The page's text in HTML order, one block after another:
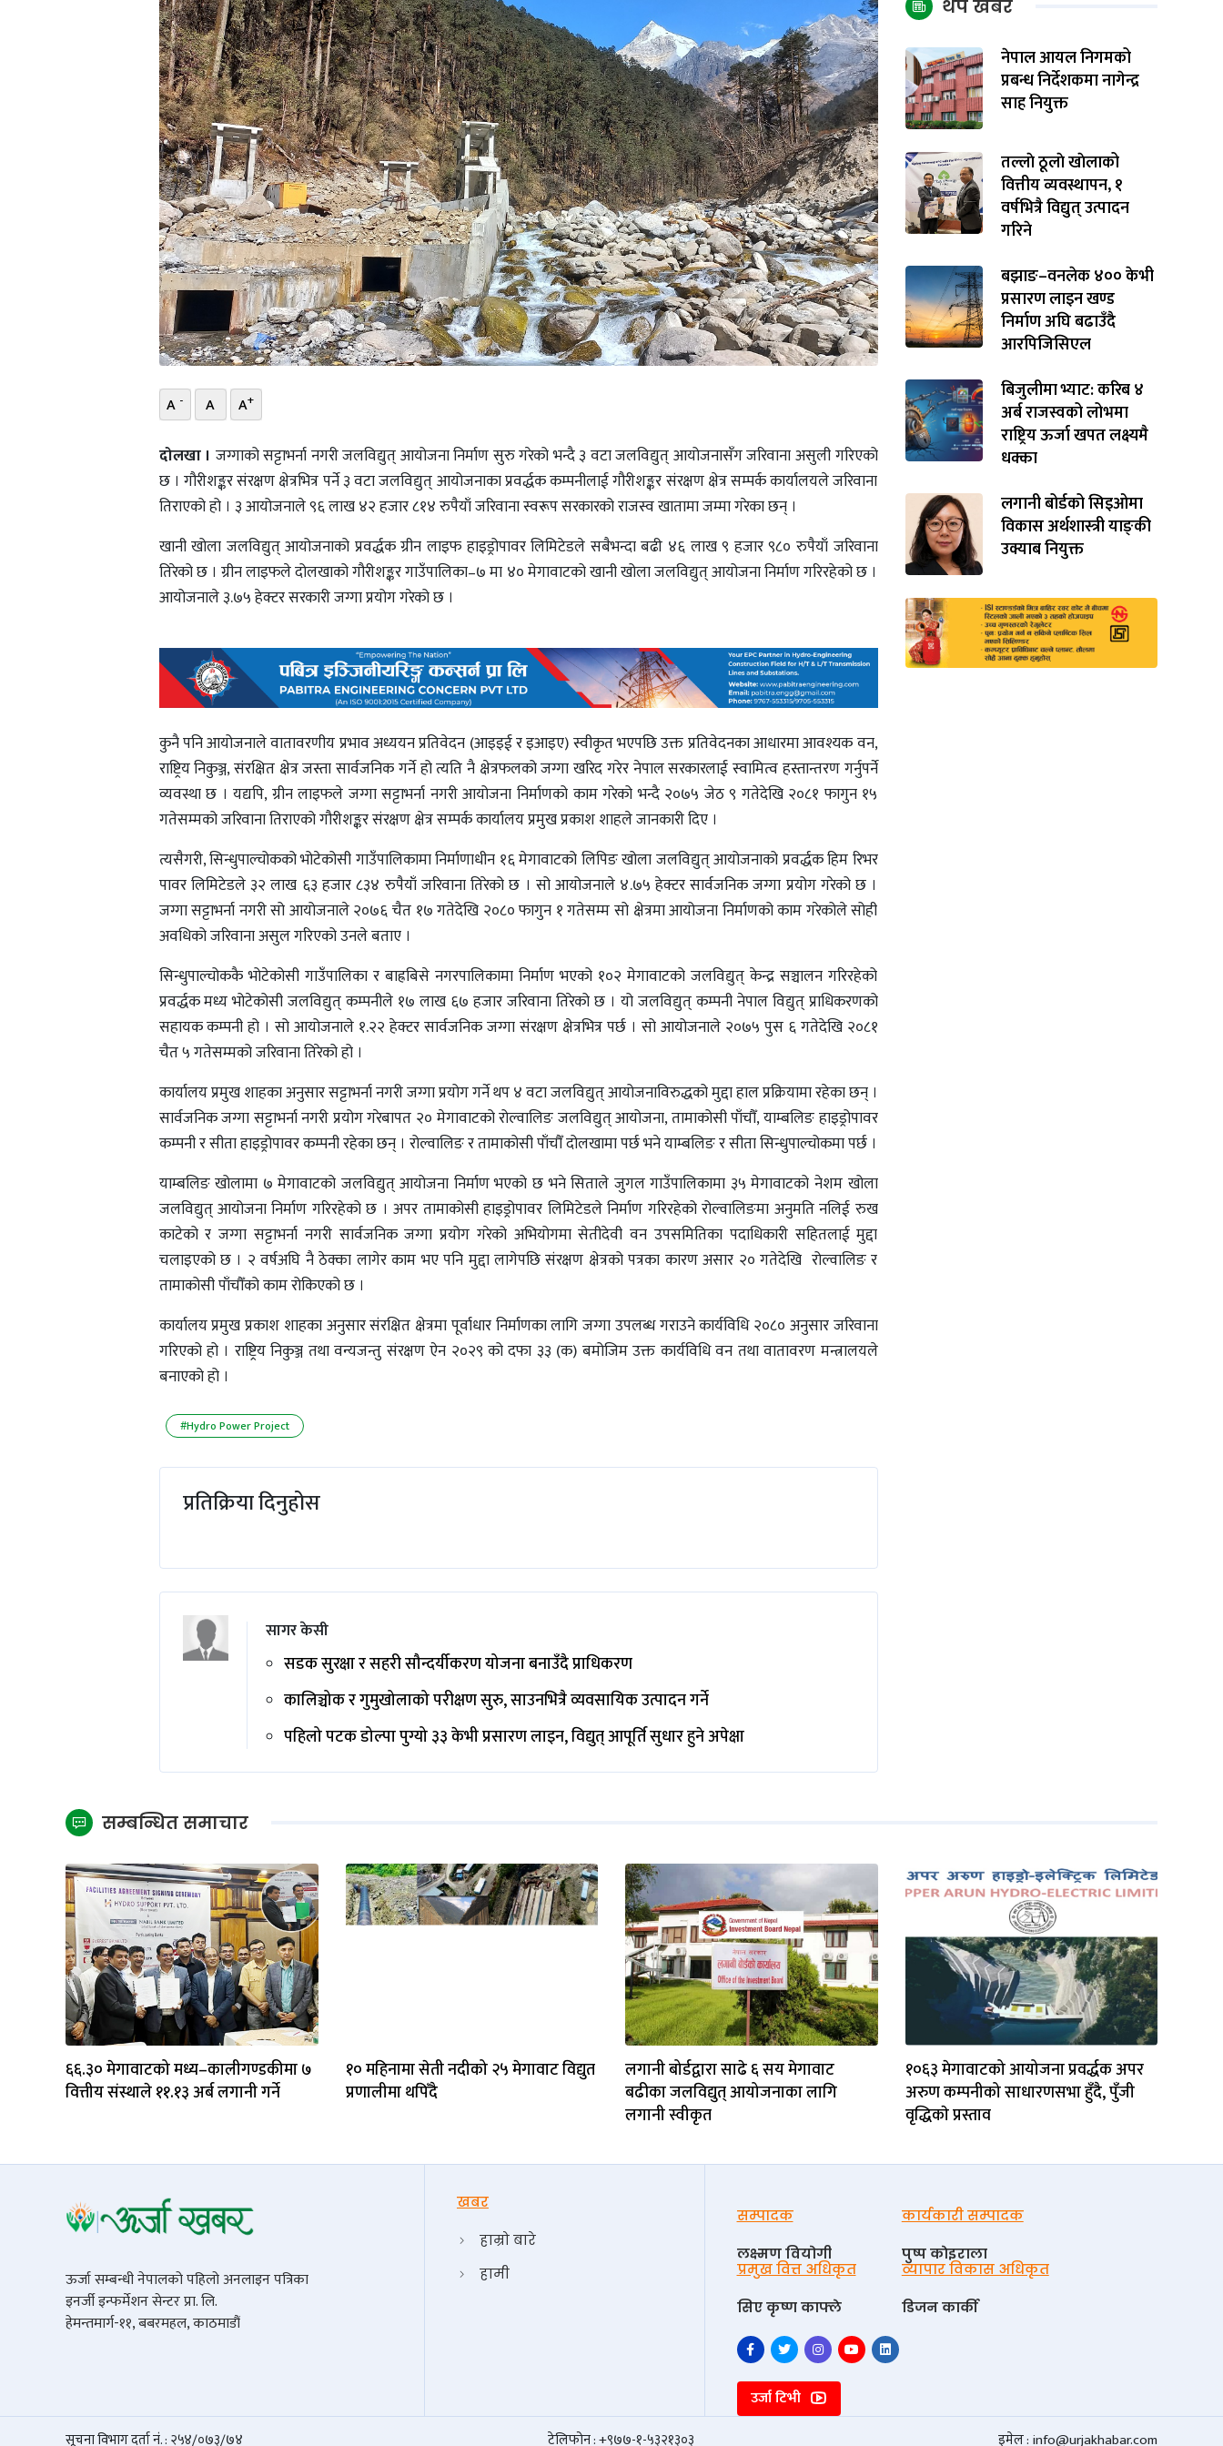
A - A A+
दोलखा । जग्गाको सट्टाभर्ना नगरी जलविद्युत् आयोजना निर्माण सुरु गरेको भन्दै ३ वटा जलविद्युत् आयोजनासँग जरिवाना असुली गरिएको
छ । गौरीशङ्कर संरक्षण क्षेत्रभित्र पर्ने ३ वटा जलविद्युत् आयोजनाका प्रवर्द्धक कम्पनीलाई गौरीशङ्कर संरक्षण क्षेत्र सम्पर्क कार्यालयले जरिवाना
तिराएको हो । ३ आयोजनाले ९६ लाख ४२ हजार ८१४ रुपैयाँ जरिवाना स्वरूप सरकारको राजस्व खातामा जम्मा गरेका छन् ।
खानी खोला जलविद्युत् आयोजनाको प्रवर्द्धक ग्रीन लाइफ हाइड्रोपावर लिमिटेडले सबैभन्दा बढी ४६ लाख ९ हजार ९८० रुपैयाँ जरिवाना
तिरेको छ । ग्रीन लाइफले दोलखाको गौरीशङ्कर गाउँपालिका–७ मा ४० मेगावाटको खानी खोला जलविद्युत् आयोजना निर्माण गरिरहेको छ ।
आयोजनाले ३.७५ हेक्टर सरकारी जग्गा प्रयोग गरेको छ ।
कुनै पनि आयोजनाले वातावरणीय प्रभाव अध्ययन प्रतिवेदन (आइइई र इआइए) स्वीकृत भएपछि उक्त प्रतिवेदनका आधारमा आवश्यक वन,
राष्ट्रिय निकुञ्ज, संरक्षित क्षेत्र जस्ता सार्वजनिक गर्ने हो त्यति नै क्षेत्रफलको जग्गा खरिद गरेर नेपाल सरकारलाई स्वामित्व हस्तान्तरण गर्नुपर्ने
व्यवस्था छ । यद्यपि, ग्रीन लाइफले जग्गा सट्टाभर्ना नगरी आयोजना निर्माणको काम गरेको भन्दै २०७५ जेठ ९ गतेदेखि २०८१ फागुन १५
गतेसम्मको जरिवाना तिराएको गौरीशङ्कर संरक्षण क्षेत्र सम्पर्क कार्यालय प्रमुख प्रकाश शाहले जानकारी दिए ।
त्यसैगरी, सिन्धुपाल्चोकको भोटेकोसी गाउँपालिकामा निर्माणाधीन १६ मेगावाटको लिपिङ खोला जलविद्युत् आयोजनाको प्रवर्द्धक हिम रिभर
पावर लिमिटेडले ३२ लाख ६३ हजार ८३४ रुपैयाँ जरिवाना तिरेको छ । सो आयोजनाले ४.७५ हेक्टर सार्वजनिक जग्गा प्रयोग गरेको छ ।
जग्गा सट्टाभर्ना नगरी सो आयोजनाले २०७६ चैत १७ गतेदेखि २०८० फागुन १ गतेसम्म सो क्षेत्रमा आयोजना निर्माणको काम गरेकोले सोही
अवधिको जरिवाना असुल गरिएको उनले बताए ।
सिन्धुपाल्चोककै भोटेकोसी गाउँपालिका र बाह्रबिसे नगरपालिकामा निर्माण भएको १०२ मेगावाटको जलविद्युत् केन्द्र सञ्चालन गरिरहेको
प्रवर्द्धक मध्य भोटेकोसी जलविद्युत् कम्पनीले १७ लाख ६७ हजार जरिवाना तिरेको छ । यो जलविद्युत् कम्पनी नेपाल विद्युत् प्राधिकरणको
सहायक कम्पनी हो । सो आयोजनाले १.२२ हेक्टर सार्वजनिक जग्गा संरक्षण क्षेत्रभित्र पर्छ । सो आयोजनाले २०७५ पुस ६ गतेदेखि २०८१
चैत ५ गतेसम्मको जरिवाना तिरेको हो ।
कार्यालय प्रमुख शाहका अनुसार सट्टाभर्ना नगरी जग्गा प्रयोग गर्ने थप ४ वटा जलविद्युत् आयोजनाविरुद्धको मुद्दा हाल प्रक्रियामा रहेका छन् ।
सार्वजनिक जग्गा सट्टाभर्ना नगरी प्रयोग गरेबापत २० मेगावाटको रोल्वालिङ जलविद्युत् आयोजना, तामाकोसी पाँचौँ, याम्बलिङ हाइड्रोपावर
कम्पनी र सीता हाइड्रोपावर कम्पनी रहेका छन् । रोल्वालिङ र तामाकोसी पाँचौँ दोलखामा पर्छ भने याम्बलिङ र सीता सिन्धुपाल्चोकमा पर्छ ।
याम्बलिङ खोलामा ७ मेगावाटको जलविद्युत् आयोजना निर्माण भएको छ भने सिताले जुगल गाउँपालिकामा ३५ मेगावाटको नेशम खोला
जलविद्युत् आयोजना निर्माण गरिरहेको छ । अपर तामाकोसी हाइड्रोपावर लिमिटेडले निर्माण गरिरहेको रोल्वालिङमा अनुमति नलिई रुख
काटेको र जग्गा सट्टाभर्ना नगरी सार्वजनिक जग्गा प्रयोग गरेको अभियोगमा सेतीदेवी वन उपसमितिका पदाधिकारी सहितलाई मुद्दा
चलाइएको छ । २ वर्षअघि नै ठेक्का लागेर काम भए पनि मुद्दा लागेपछि संरक्षण क्षेत्रको पत्रका कारण असार २० गतेदेखि रोल्वालिङ र
तामाकोसी पाँचौँको काम रोकिएको छ ।
कार्यालय प्रमुख प्रकाश शाहका अनुसार संरक्षित क्षेत्रमा पूर्वाधार निर्माणका लागि जग्गा उपलब्ध गराउने कार्यविधि २०८० अनुसार जरिवाना
गरिएको हो । राष्ट्रिय निकुञ्ज तथा वन्यजन्तु संरक्षण ऐन २०२९ को दफा ३३ (क) बमोजिम उक्त कार्यविधि वन तथा वातावरण मन्त्रालयले
बनाएको हो ।
#Hydro Power Project
प्रतिक्रिया दिनुहोस
सागर केसी
सडक सुरक्षा र सहरी सौन्दर्यीकरण योजना बनाउँदै प्राधिकरण
कालिञ्चोक र गुमुखोलाको परीक्षण सुरु, साउनभित्रै व्यवसायिक उत्पादन गर्ने
पहिलो पटक डोल्पा पुग्यो ३३ केभी प्रसारण लाइन, विद्युत् आपूर्ति सुधार हुने अपेक्षा
थप खबर
नेपाल आयल निगमको
प्रबन्ध निर्देशकमा नागेन्द्र
साह नियुक्त
तल्लाे ठूलाे खाेलाको
वित्तीय व्यवस्थापन, १
वर्षभित्रै विद्युत् उत्पादन
गरिने
बझाङ–वनलेक ४०० केभी
प्रसारण लाइन खण्ड
निर्माण अघि बढाउँदै
आरपिजिसिएल
बिजुलीमा भ्याट: करिब ४
अर्ब राजस्वको लोभमा
राष्ट्रिय ऊर्जा खपत लक्ष्यमै
धक्का
लगानी बोर्डको सिइओमा
विकास अर्थशास्त्री याङ्‌की
उक्याब नियुक्त
सम्बन्धित समाचार
६६.३० मेगावाटको मध्य–कालीगण्डकीमा ७
वित्तीय संस्थाले ११.१३ अर्ब लगानी गर्ने
१० महिनामा सेती नदीको २५ मेगावाट विद्युत
प्रणालीमा थपिँदै
लगानी बोर्डद्वारा साढे ६ सय मेगावाट
बढीका जलविद्युत् आयोजनाका लागि
लगानी स्वीकृत
१०६३ मेगावाटको आयोजना प्रवर्द्धक अपर
अरुण कम्पनीको साधारणसभा हुँदै, पुँजी
वृद्धिकाे प्रस्ताव
ऊर्जा सम्बन्धी नेपालको पहिलो अनलाइन पत्रिका
इनर्जी इन्फर्मेशन सेन्टर प्रा. लि.
हेमन्तमार्ग-११, बबरमहल, काठमाडौं
खबर
हाम्रो बारे
हामी
सम्पादक
लक्ष्मण वियोगी
कार्यकारी सम्पादक
पुष्प काेइराला
प्रमुख वित्त अधिकृत
सिए कृष्ण काफ्ले
व्यापार विकास अधिकृत
डिजन कार्की
उर्जा टिभी
सूचना विभाग दर्ता नं. : २५४/०७३/७४ टेलिफोन : +९७७-१-५३२१३०३ इमेल : info@urjakhabar.com